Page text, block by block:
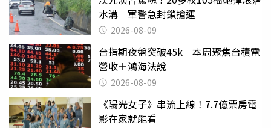
水溝 軍警急封鎖搶運
2026-08-09
台指期夜盤突破45k 本周聚焦台積電
營收＋鴻海法說
2026-08-09
《陽光女子》串流上線！7.7億票房電
影在家就能看